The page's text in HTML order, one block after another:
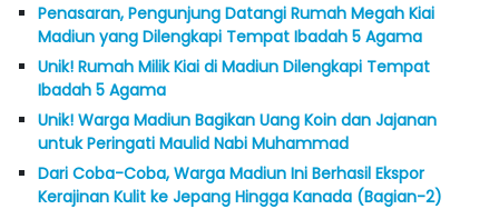
Penasaran, Pengunjung Datangi Rumah Megah Kiai
Madiun yang Dilengkapi Tempat Ibadah 5 Agama
Unik! Rumah Milik Kiai di Madiun Dilengkapi Tempat
Ibadah 5 Agama
Unik! Warga Madiun Bagikan Uang Koin dan Jajanan
untuk Peringati Maulid Nabi Muhammad
Dari Coba-Coba, Warga Madiun Ini Berhasil Ekspor
Kerajinan Kulit ke Jepang Hingga Kanada (Bagian-2)